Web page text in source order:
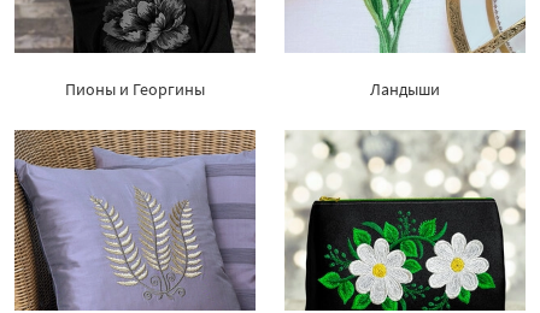
Пионы и Георгины Ландыши